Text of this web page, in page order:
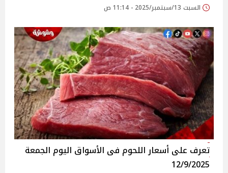
السبت 13/سبتمبر/2025 - 11:14 ص
تعرف على أسعار اللحوم فى الأسواق‎‎ اليوم الجمعة
12/9/2025